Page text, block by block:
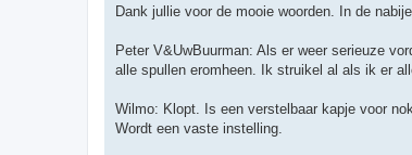
s
Dank jullie voor de mooie woorden. In de
Peter V&UwBuurman: Als er weer serieuze
alle spullen eromheen. Ik struikel al als ik er
Wilmo: Klopt. Is een verstelbaar kapje voor
Wordt een vaste instelling.